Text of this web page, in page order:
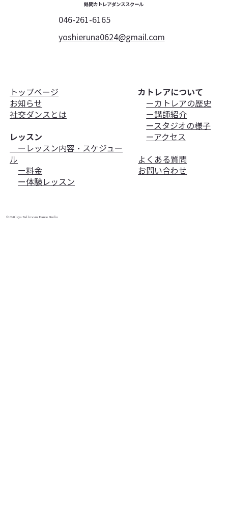
© Cattleya Ballroom Dance Studio
鶴間カトレアダンススクール
046-261-6165
yoshieruna0624@gmail.com
トップページ
お知らせ
​社交ダンスとは
レッスン
ーレッスン内容・スケジュー
ル
ー料金
ー体験レッスン
カトレアについて
ーカトレアの歴史
ー講師紹介
ースタジオの様子
ーアクセス
よくある質問
お問い合わせ